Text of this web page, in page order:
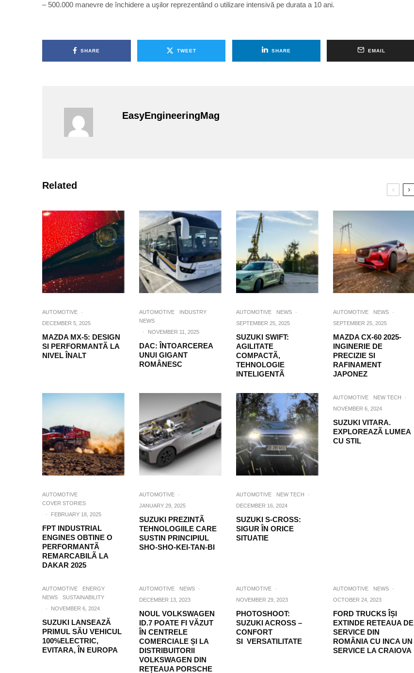
– 500.000 manevre de închidere a uşilor reprezentând o utilizare intensivă pe durata a 10 ani.
SHARE TWEET SHARE EMAIL
EasyEngineeringMag
Related
AUTOMOTIVE
·
DECEMBER 5, 2025
MAZDA MX-5: DESIGN
SI PERFORMANTÃ LA
NIVEL ÎNALT
AUTOMOTIVE
INDUSTRY
NEWS
·
NOVEMBER 11, 2025
DAC: ÎNTOARCEREA
UNUI GIGANT
ROMÂNESC
AUTOMOTIVE NEWS
·
SEPTEMBER 25, 2025
SUZUKI SWIFT:
AGILITATE
COMPACTÃ,
TEHNOLOGIE
INTELIGENTÃ
AUTOMOTIVE NEWS
·
SEPTEMBER 25, 2025
MAZDA CX-60 2025-
INGINERIE DE
PRECIZIE SI
RAFINAMENT
JAPONEZ
AUTOMOTIVE
COVER STORIES
·
FEBRUARY 18, 2025
FPT INDUSTRIAL
ENGINES OBTINE O
PERFORMANTÃ
REMARCABILÃ LA
DAKAR 2025
AUTOMOTIVE
·
JANUARY 29, 2025
SUZUKI PREZINTÃ
TEHNOLOGIILE CARE
SUSTIN PRINCIPIUL
SHO-SHO-KEI-TAN-BI
AUTOMOTIVE NEW TECH
·
DECEMBER 16, 2024
SUZUKI S-CROSS:
SIGUR ÎN ORICE
SITUATIE
AUTOMOTIVE NEW TECH
·
NOVEMBER 6, 2024
SUZUKI VITARA.
EXPLOREAZÃ LUMEA
CU STIL
AUTOMOTIVE
ENERGY
NEWS
SUSTAINABILITY
·
NOVEMBER 6, 2024
SUZUKI LANSEAZĂ
PRIMUL SĂU VEHICUL
100%ELECTRIC,
EVITARA, ÎN EUROPA
AUTOMOTIVE NEWS
·
DECEMBER 13, 2023
NOUL VOLKSWAGEN
ID.7 POATE FI VĂZUT
ÎN CENTRELE
COMERCIALE ȘI LA
DISTRIBUITORII
VOLKSWAGEN DIN
REȚEAUA PORSCHE
AUTOMOTIVE
·
NOVEMBER 29, 2023
PHOTOSHOOT:
SUZUKI ACROSS –
CONFORT
SI VERSATILITATE
AUTOMOTIVE NEWS
·
OCTOBER 24, 2023
FORD TRUCKS ÎȘI
EXTINDE RETEAUA DE
SERVICE DIN
ROMÂNIA CU INCA UN
SERVICE LA CRAIOVA